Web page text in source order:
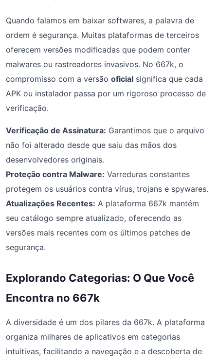
Quando falamos em baixar softwares, a palavra de
ordem é segurança. Muitas plataformas de terceiros
oferecem versões modificadas que podem conter
malwares ou rastreadores invasivos. No 667k, o
compromisso com a versão oficial significa que cada
APK ou instalador passa por um rigoroso processo de
verificação.
Verificação de Assinatura: Garantimos que o arquivo
não foi alterado desde que saiu das mãos dos
desenvolvedores originais.
Proteção contra Malware: Varreduras constantes
protegem os usuários contra vírus, trojans e spywares.
Atualizações Recentes: A plataforma 667k mantém
seu catálogo sempre atualizado, oferecendo as
versões mais recentes com os últimos patches de
segurança.
Explorando Categorias: O Que Você
Encontra no 667k
A diversidade é um dos pilares da 667k. A plataforma
organiza milhares de aplicativos em categorias
intuitivas, facilitando a navegação e a descoberta de